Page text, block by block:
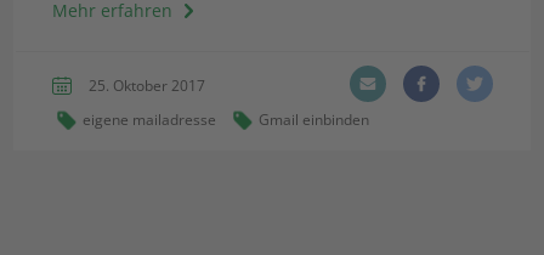
Mehr erfahren
25. Oktober 2017
eigene mailadresse
Gmail einbinden